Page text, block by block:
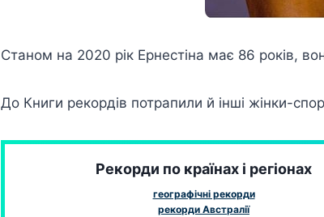
Станом на 2020 рік Ернестіна має 86 років,
До Книги рекордів потрапили й інші жінки-
Рекорди по країнах і регіонах
географічні рекорди
рекорди Австралії